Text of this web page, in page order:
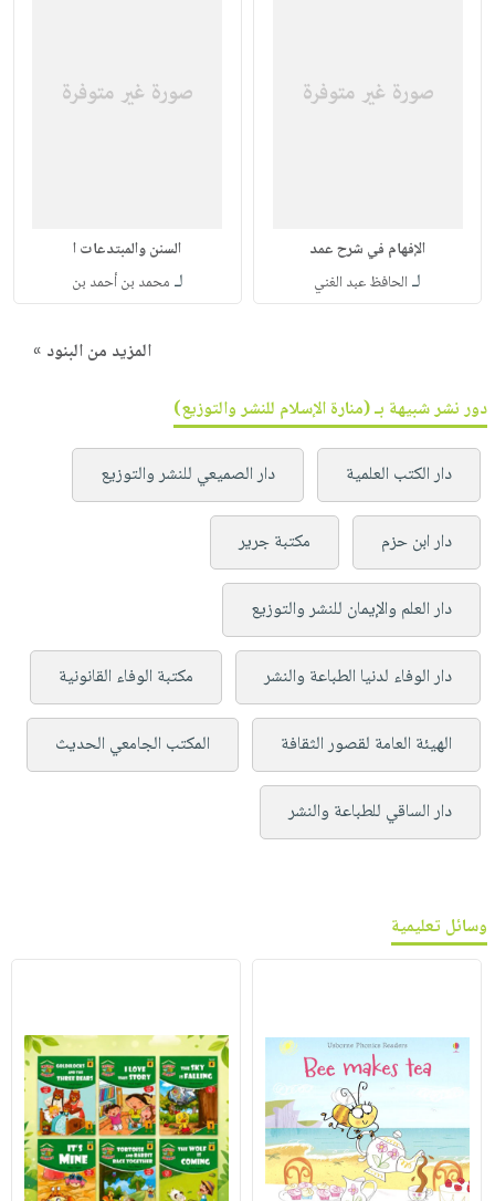
الإفهام في شرح عمد
لـ الحافظ عبد الغني
السنن والمبتدعات ا
لـ محمد بن أحمد بن
المزيد من البنود »
دور نشر شبيهة بـ (منارة الإسلام للنشر والتوزيع)
دار الكتب العلمية دار الصميعي للنشر والتوزيع
دار ابن حزم مكتبة جرير
دار العلم والإيمان للنشر والتوزيع
دار الوفاء لدنيا الطباعة والنشر مكتبة الوفاء القانونية
الهيئة العامة لقصور الثقافة المكتب الجامعي الحديث
دار الساقي للطباعة والنشر
وسائل تعليمية